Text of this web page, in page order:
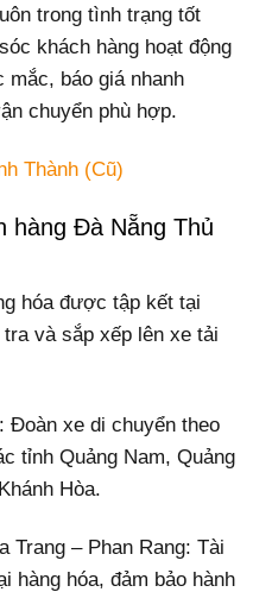
trong tình trạng tốt
khách hàng hoạt động
mắc, báo giá nhanh
chuyển phù hợp.
Thành (Cũ)
hàng Đà Nẵng Thủ
hóa được tập kết tại
và sắp xếp lên xe tải
xe di chuyển theo
tỉnh Quảng Nam, Quảng
Hòa.
– Phan Rang: Tài
hàng hóa, đảm bảo hành